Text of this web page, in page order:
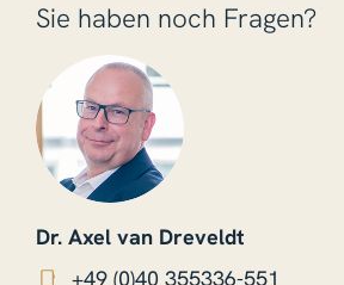
Sie haben noch Fragen?
Dr. Axel van Dreveldt
+49 (0)40 355336-551